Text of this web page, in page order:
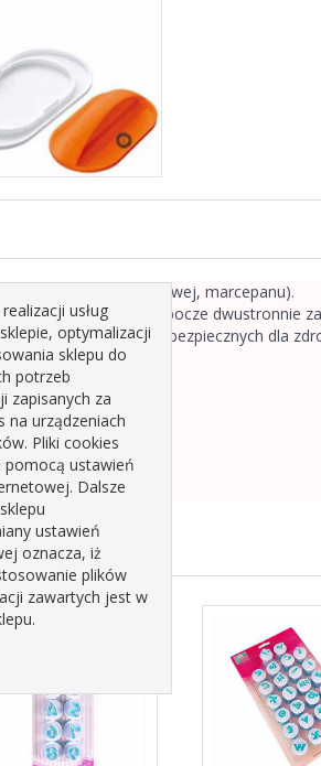
(masy cukrowej, marcepanu).
dwie powierzchnie robocze dwustronnie
z materiałów bezpiecznych dla
usług
optymalizacji
sklepu do
potrzeb
zapisanych za
na urządzeniach
Pliki cookies
ustawień
Dalsze
ustawień
oznacza, iż
plików
zawartych jest w